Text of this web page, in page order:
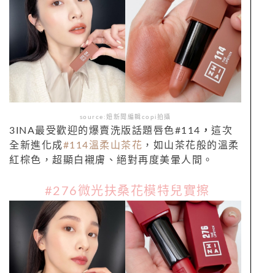
source:妞新聞編輯copi拍攝
3INA最受歡迎的爆賣洗版話題唇色#114 ， 這次
全新進化成#114溫柔山茶花 ，如山茶花般的溫柔
紅棕色，超顯白襯膚、絕對再度美暈人間。
#276微光扶桑花模特兒實擦